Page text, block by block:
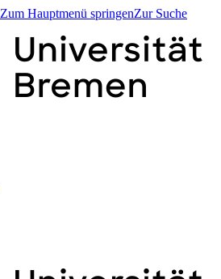
Zum Hauptmenü springenZur Suche